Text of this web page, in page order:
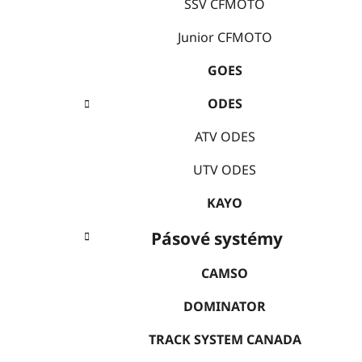
SSV CFMOTO
Junior CFMOTO
GOES
ODES
ATV ODES
UTV ODES
KAYO
Pásové systémy
CAMSO
DOMINATOR
TRACK SYSTEM CANADA